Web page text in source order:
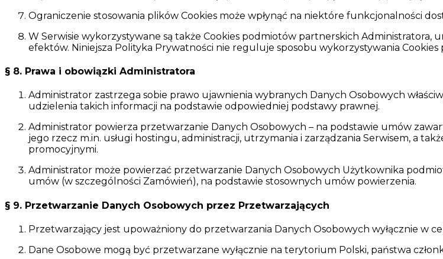
Ograniczenie stosowania plików Cookies może wpłynąć na niektóre funkcjonalności
W Serwisie wykorzystywane są także Cookies podmiotów partnerskich Administratora,
efektów. Niniejsza Polityka Prywatności nie reguluje sposobu wykorzystywania
§ 8. Prawa i obowiązki Administratora
Administrator zastrzega sobie prawo ujawnienia wybranych Danych Osobowych
udzielenia takich informacji na podstawie odpowiedniej podstawy prawnej.
Administrator powierza przetwarzanie Danych Osobowych – na podstawie umów
jego rzecz m.in. usługi hostingu, administracji, utrzymania i zarządzania Serwisem, a
promocyjnymi.
Administrator może powierzać przetwarzanie Danych Osobowych Użytkownika
umów (w szczególności Zamówień), na podstawie stosownych umów powierzenia.
§ 9. Przetwarzanie Danych Osobowych przez Przetwarzających
Przetwarzający jest upoważniony do przetwarzania Danych Osobowych wyłącznie w
Dane Osobowe mogą być przetwarzane wyłącznie na terytorium Polski, państwa